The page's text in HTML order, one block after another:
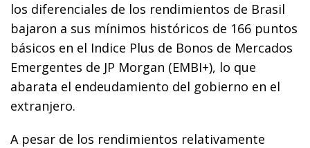
los diferenciales de los rendimientos de Brasil
bajaron a sus mínimos históricos de 166 puntos
básicos en el Indice Plus de Bonos de Mercados
Emergentes de JP Morgan (EMBI+), lo que
abarata el endeudamiento del gobierno en el
extranjero.
A pesar de los rendimientos relativamente